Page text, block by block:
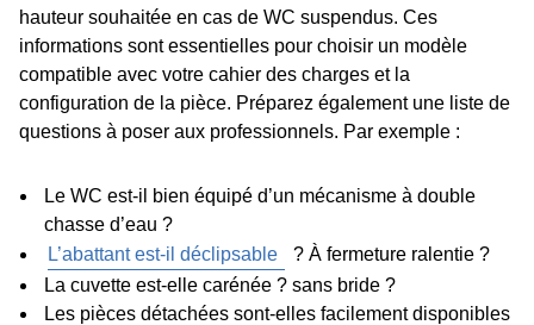
hauteur souhaitée en cas de WC suspendus. Ces
informations sont essentielles pour choisir un modèle
compatible avec votre cahier des charges et la
configuration de la pièce. Préparez également une liste de
questions à poser aux professionnels. Par exemple :
Le WC est-il bien équipé d’un mécanisme à double
chasse d’eau ?
L’abattant est-il déclipsable
? À fermeture ralentie ?
La cuvette est-elle carénée ? sans bride ?
Les pièces détachées sont-elles facilement disponibles